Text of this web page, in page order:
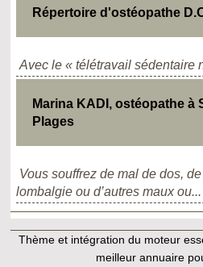
Répertoire d'ostéopathe
Avec le « télétravail sédentaire
Marina KADI, ostéopathe à
Plages
Vous souffrez de mal de dos,
lombalgie ou d’autres maux ou...
Thème et intégration du moteur
meilleur annuaire